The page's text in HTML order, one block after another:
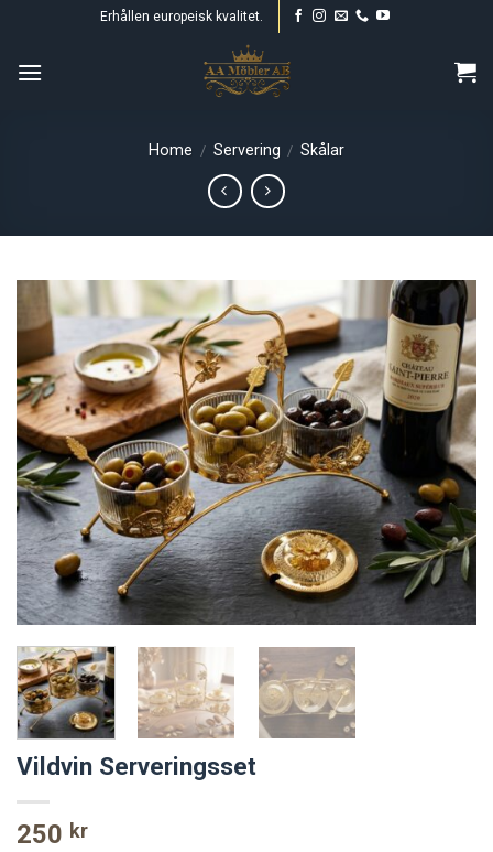
content
Erhållen europeisk kvalitet.
Home / Servering / Skålar
Vildvin Serveringsset
250 kr